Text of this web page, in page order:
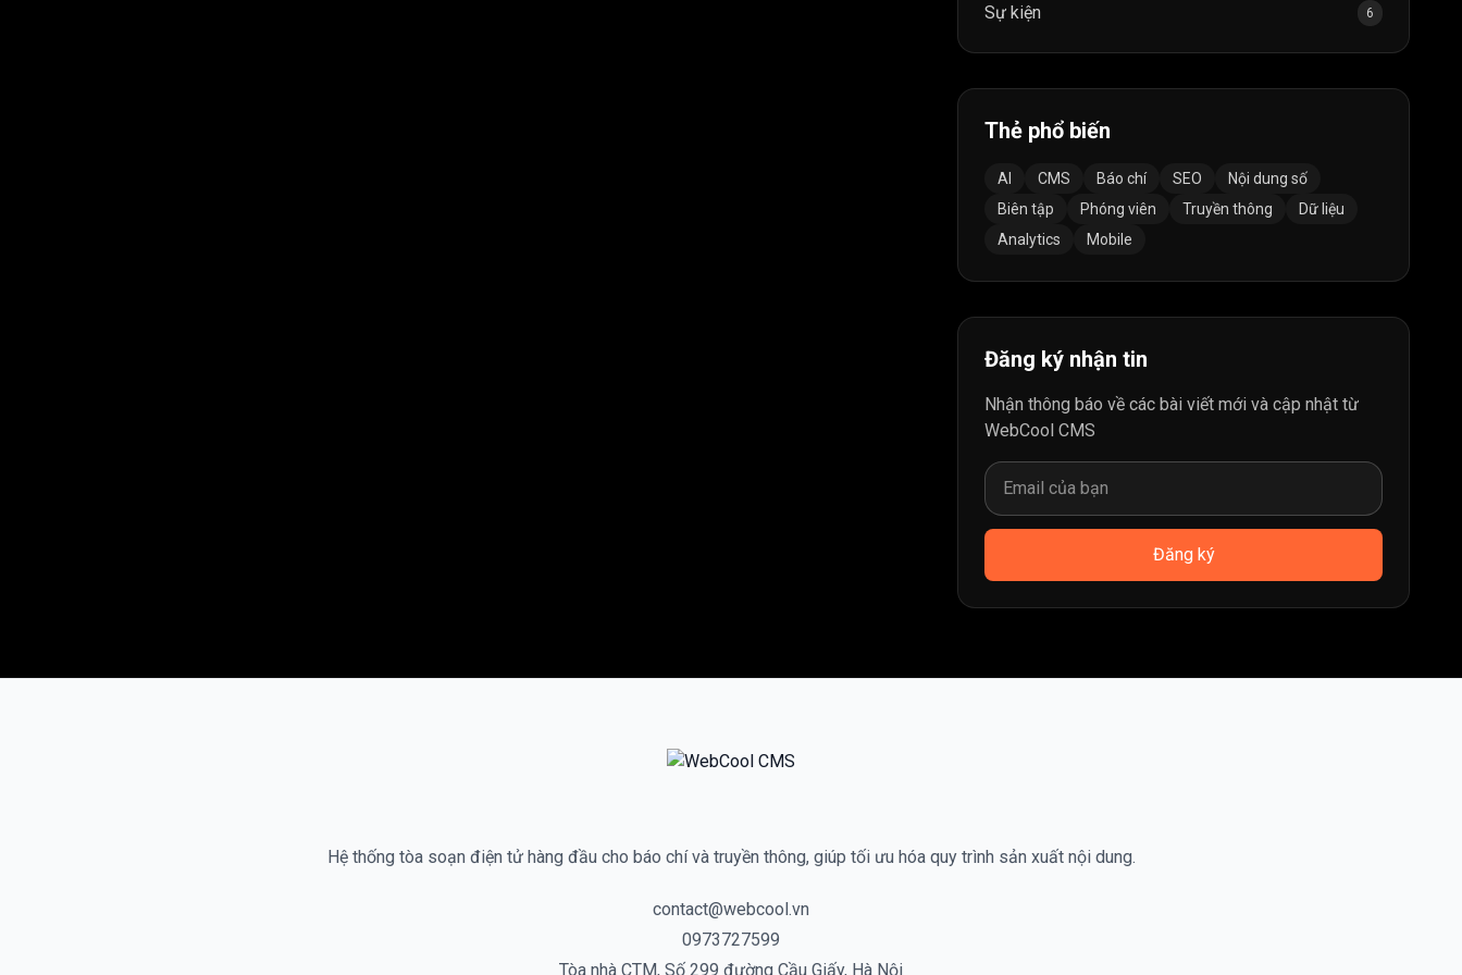
Sự kiện 6
Thẻ phổ biến
AI CMS Báo chí SEO
Nội dung số
Biên tập
Phóng viên Truyền thông
Dữ liệu
Analytics
Mobile
Đăng ký nhận tin
Nhận thông báo về các bài viết mới và cập nhật từ
WebCool CMS
Đăng ký
Hệ thống tòa soạn điện tử hàng đầu cho báo chí và truyền thông, giúp tối ưu hóa quy trình sản xuất nội dung.
contact@webcool.vn
0973727599
Tòa nhà CTM, Số 299 đường Cầu Giấy, Hà Nội